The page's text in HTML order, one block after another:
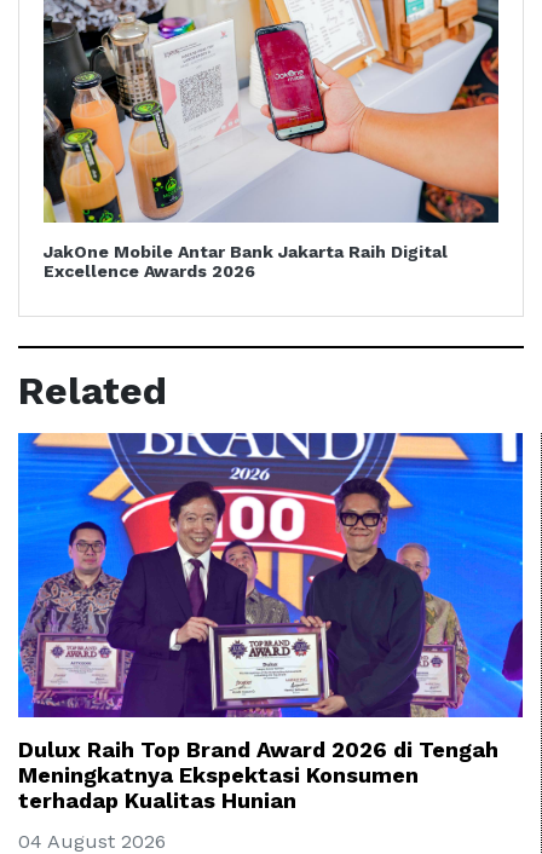
JakOne Mobile Antar Bank Jakarta Raih Digital
Excellence Awards 2026
Related
Dulux Raih Top Brand Award 2026 di Tengah
Meningkatnya Ekspektasi Konsumen
terhadap Kualitas Hunian
04 August 2026